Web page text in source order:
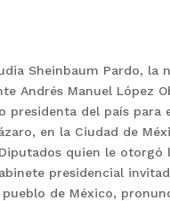
Sheinbaum Pardo, la
Andrés Manuel López
presidenta del país
en la Ciudad de
quien le otorgó
presidencial
de México,